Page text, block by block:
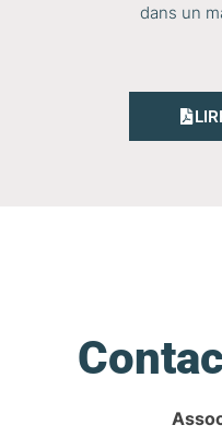
dans un